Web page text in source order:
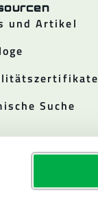
und Artikel
Suche